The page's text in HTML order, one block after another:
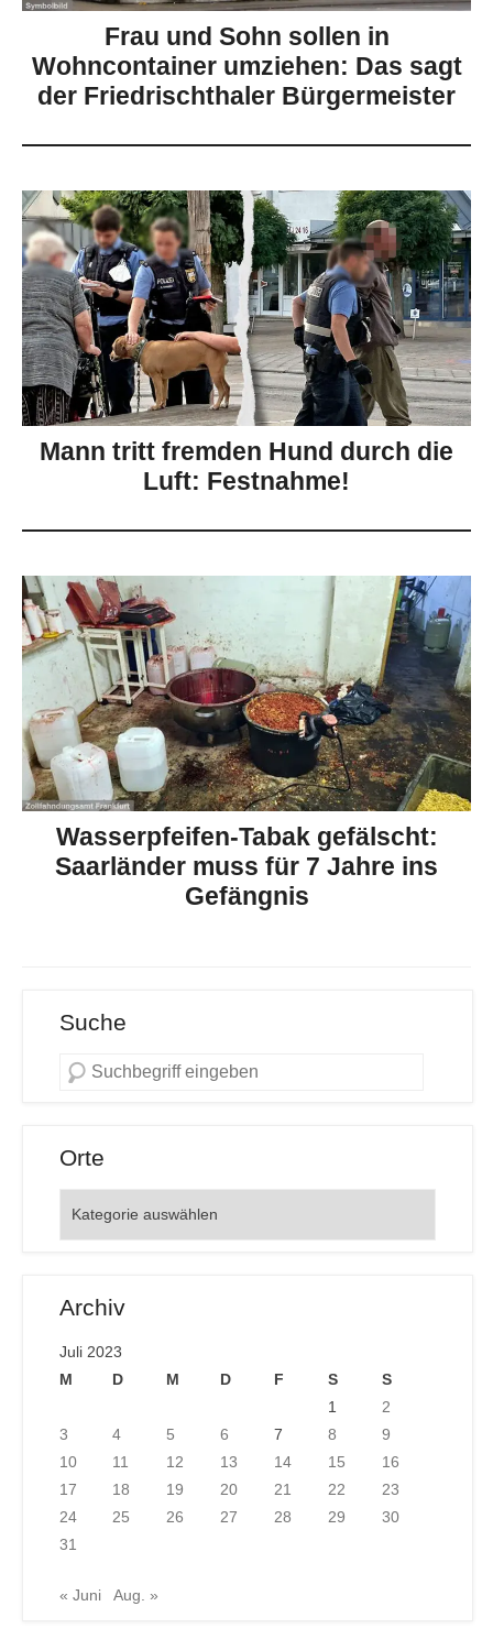
Frau und Sohn sollen in
Wohncontainer umziehen: Das sagt
der Friedrischthaler Bürgermeister
Mann tritt fremden Hund durch die
Luft: Festnahme!
Wasserpfeifen-Tabak gefälscht:
Saarländer muss für 7 Jahre ins
Gefängnis
Suche
Orte
Archiv
Juli 2023
M
D M D F S
S
1
2
3
4 5 6 7 8
9
10
11 12 13 14 15
16
17
18 19 20 21 22
23
24
25 26 27 28 29
30
31
« Juni Aug. »